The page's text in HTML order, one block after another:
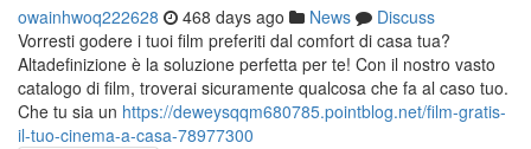
owainhwoq222628 468 days ago News
Discuss
Vorresti godere i tuoi film preferiti dal comfort di casa tua?
Altadefinizione è la soluzione perfetta per te! Con il nostro vasto
catalogo di film, troverai sicuramente qualcosa che fa al caso tuo.
Che tu sia un https://deweysqqm680785.pointblog.net/film-gratis-
il-tuo-cinema-a-casa-78977300